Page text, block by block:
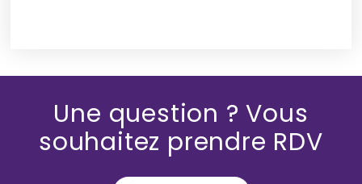
Une question ? Vous
souhaitez prendre RDV